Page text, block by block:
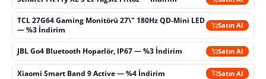
TCL 27G64 Gaming Monitörü 27\" 180Hz QD-Mini LED
— %3 İndirim
Satın Al
JBL Go4 Bluetooth Hoparlör, IP67 — %3 İndirim Satın Al
Xiaomi Smart Band 9 Active — %4 İndirim Satın Al